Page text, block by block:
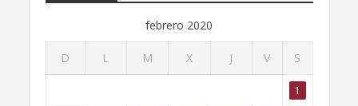
febrero 2020
D L M X J V S
1